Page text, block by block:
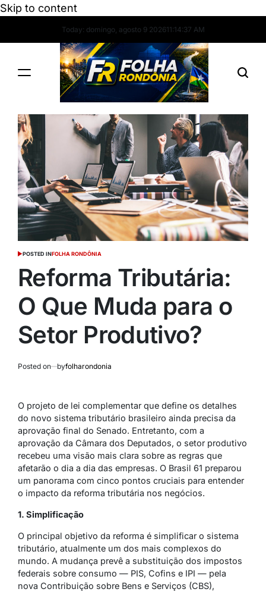
Skip to content
Today: domingo, agosto 9 202611:14:37 AM
POSTED INFOLHA RONDÔNIA
Reforma Tributária:
O Que Muda para o
Setor Produtivo?
Posted on byfolharondonia
O projeto de lei complementar que define os detalhes
do novo sistema tributário brasileiro ainda precisa da
aprovação final do Senado. Entretanto, com a
aprovação da Câmara dos Deputados, o setor produtivo
recebeu uma visão mais clara sobre as regras que
afetarão o dia a dia das empresas. O Brasil 61 preparou
um panorama com cinco pontos cruciais para entender
o impacto da reforma tributária nos negócios.
1. Simplificação
O principal objetivo da reforma é simplificar o sistema
tributário, atualmente um dos mais complexos do
mundo. A mudança prevê a substituição dos impostos
federais sobre consumo — PIS, Cofins e IPI — pela
nova Contribuição sobre Bens e Serviços (CBS),